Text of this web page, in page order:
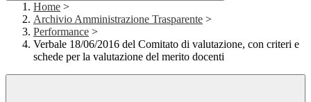
Home >
Archivio Amministrazione Trasparente >
Performance >
Verbale 18/06/2016 del Comitato di valutazione, con criteri e
schede per la valutazione del merito docenti